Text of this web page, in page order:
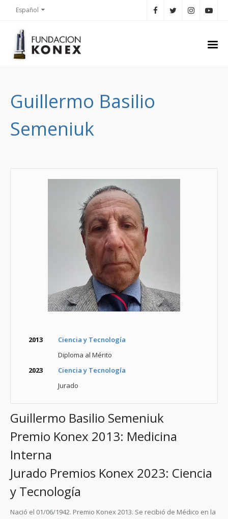
Español
Guillermo Basilio
Semeniuk
2013
Ciencia y Tecnología
Diploma al Mérito
2023
Ciencia y Tecnología
Jurado
Guillermo Basilio Semeniuk
Premio Konex 2013: Medicina
Interna
Jurado Premios Konex 2023: Ciencia
y Tecnología
Nació el 01/06/1942. Premio Konex 2013. Se recibió de Médico en la